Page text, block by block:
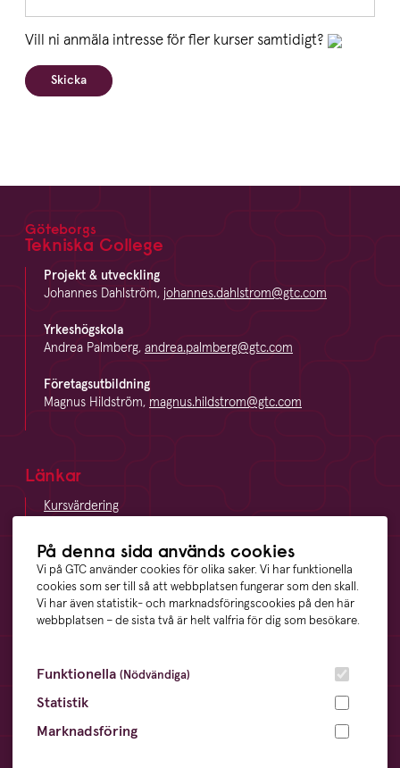
På denna sida används cookies
Vi på GTC använder cookies för olika saker. Vi har funktionella
cookies som ser till så att webbplatsen fungerar som den skall.
Vi har även statistik- och marknadsföringscookies på den här
webbplatsen – de sista två är helt valfria för dig som besökare.
Funktionella (Nödvändiga)
Statistik
Marknadsföring
Vill ni anmäla intresse för fler kurser samtidigt?
Skicka
Footer
Göteborgs
Tekniska College
Projekt & utveckling
Johannes Dahlström, johannes.dahlstrom@gtc.com
Yrkeshögskola
Andrea Palmberg, andrea.palmberg@gtc.com
Företagsutbildning
Magnus Hildström, magnus.hildstrom@gtc.com
Länkar
Kursvärdering
Vägbeskrivning
Visselblåsning
Våra ägare
Övrigt